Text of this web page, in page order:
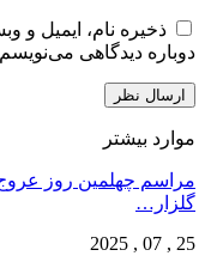
ذخیره نام، ایمیل و
دوباره دیدگاهی
موارد بیشتر
مراسم چهلمین روز
گلزار…
25 , 07 , 2025